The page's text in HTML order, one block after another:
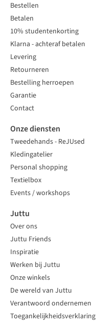
Bestellen
Betalen
10% studentenkorting
Klarna - achteraf betalen
Levering
Retourneren
Bestelling herroepen
Garantie
Contact
Onze diensten
Tweedehands - ReJUsed
Kledingatelier
Personal shopping
Textielbox
Events / workshops
Juttu
Over ons
Juttu Friends
Inspiratie
Werken bij Juttu
Onze winkels
De wereld van Juttu
Verantwoord ondernemen
Toegankelijkheidsverklaring